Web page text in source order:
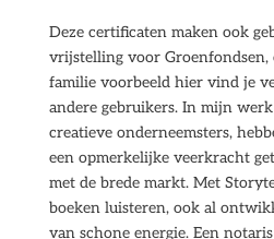
Deze certificaten maken ook
vrijstelling voor Groenfondsen,
familie voorbeeld hier vind je
andere gebruikers. In mijn
creatieve onderneemsters,
een opmerkelijke veerkracht
met de brede markt. Met
boeken luisteren, ook al
van schone energie. Een